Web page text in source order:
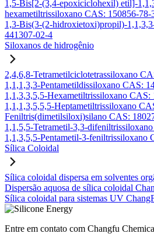
1,5-Bis[2-(3,4-epoxiciclohexil) etil]-
hexametiltrissiloxano CAS: 150856-78-
1,3-Bis(3-(2-hidroxietoxi)propil)-
441307-02-4
Siloxanos de hidrogênio
2,4,6,8-Tetrametilciclotetrassiloxano
1,1,1,3,3-Pentametildissiloxano CAS:
1,1,3,3,5,5-Hexametiltrissiloxano CAS:
1,1,1,3,5,5,5-Heptametiltrissiloxano
Feniltris(dimetilsiloxi)silano CAS:
1,1,5,5-Tetrametil-3,3-
1,1,3,5,5-Pentametil-3-feniltrissiloxano
Sílica Coloidal
Sílica coloidal dispersa em solventes
Dispersão aquosa de sílica coloidal
Sílica coloidal para sistemas UV
Entre em contato com Changfu